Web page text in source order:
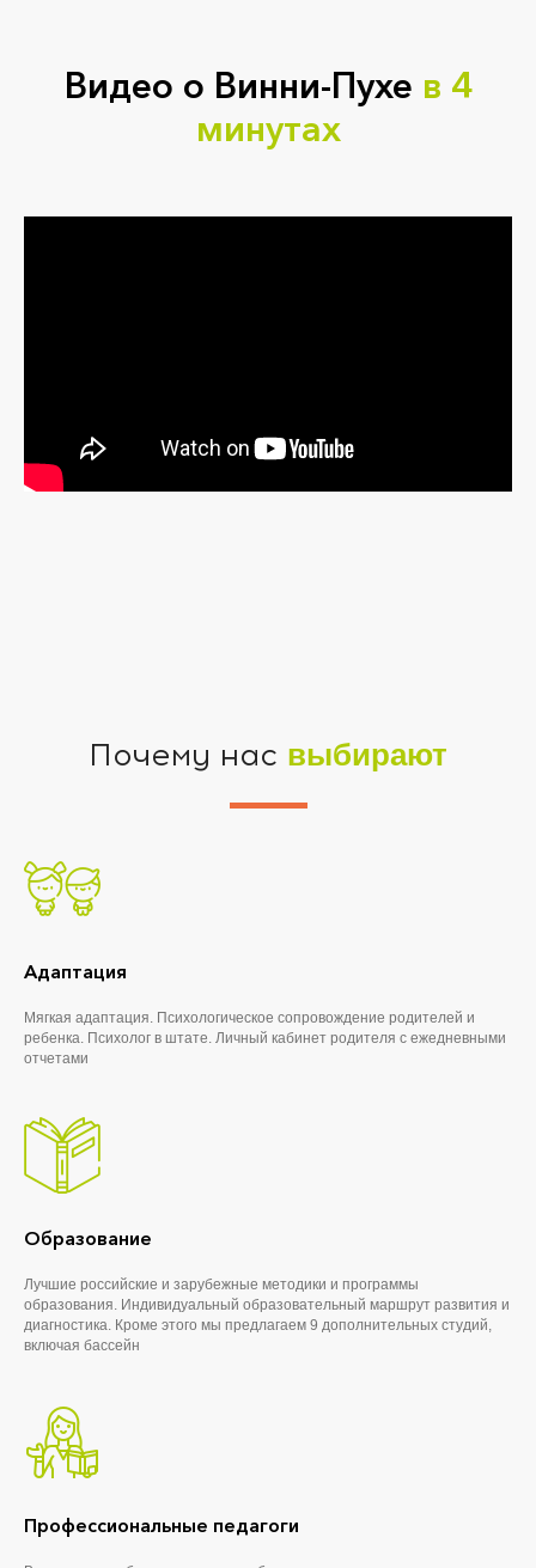
Видео о Винни-Пухе в 4
минутах
Почему нас выбирают
Адаптация
Мягкая адаптация. Психологическое сопровождение родителей и
ребенка. Психолог в штате. Личный кабинет родителя с ежедневными
отчетами
Образование
Лучшие российские и зарубежные методики и программы
образования. Индивидуальный образовательный маршрут развития и
диагностика. Кроме этого мы предлагаем 9 дополнительных студий,
включая бассейн
Профессиональные педагоги